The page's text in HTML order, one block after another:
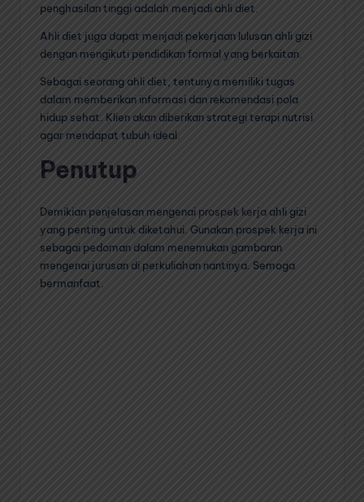
penghasilan tinggi adalah menjadi ahli diet.
Ahli diet juga dapat menjadi pekerjaan lulusan ahli gizi
dengan mengikuti pendidikan formal yang berkaitan.
Sebagai seorang ahli diet, tentunya memiliki tugas
dalam memberikan informasi dan rekomendasi pola
hidup sehat. Klien akan diberikan strategi terapi nutrisi
agar mendapat tubuh ideal.
Penutup
Demikian penjelasan mengenai prospek kerja ahli gizi
yang penting untuk diketahui. Gunakan prospek kerja ini
sebagai pedoman dalam menemukan gambaran
mengenai jurusan di perkuliahan nantinya. Semoga
bermanfaat.